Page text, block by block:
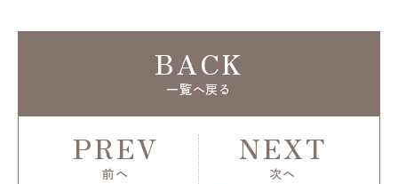
PREV
前へ
BACK
一覧へ戻る
NEXT
次へ